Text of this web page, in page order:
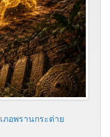
ภอพรานกระต่าย